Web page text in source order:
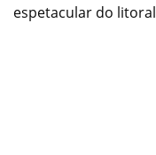
espetacular do